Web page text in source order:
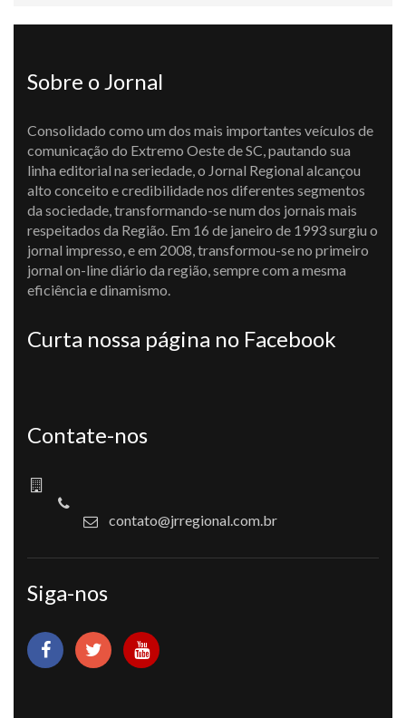
Sobre o Jornal
Consolidado como um dos mais importantes veículos de
comunicação do Extremo Oeste de SC, pautando sua
linha editorial na seriedade, o Jornal Regional alcançou
alto conceito e credibilidade nos diferentes segmentos
da sociedade, transformando-se num dos jornais mais
respeitados da Região. Em 16 de janeiro de 1993 surgiu o
jornal impresso, e em 2008, transformou-se no primeiro
jornal on-line diário da região, sempre com a mesma
eficiência e dinamismo.
Curta nossa página no Facebook
Contate-nos
contato@jrregional.com.br
Siga-nos